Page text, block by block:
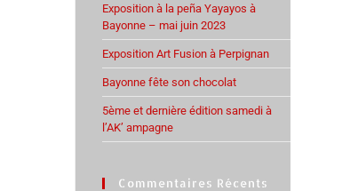
Exposition à la peña Yayayos à
Bayonne – mai juin 2023
Exposition Art Fusion à Perpignan
Bayonne fête son chocolat
5ème et dernière édition samedi à
l’AK’ ampagne
Commentaires Récents